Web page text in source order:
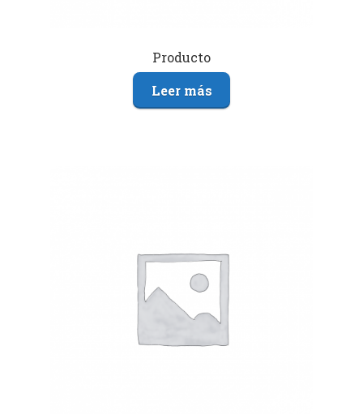
Producto
Leer más